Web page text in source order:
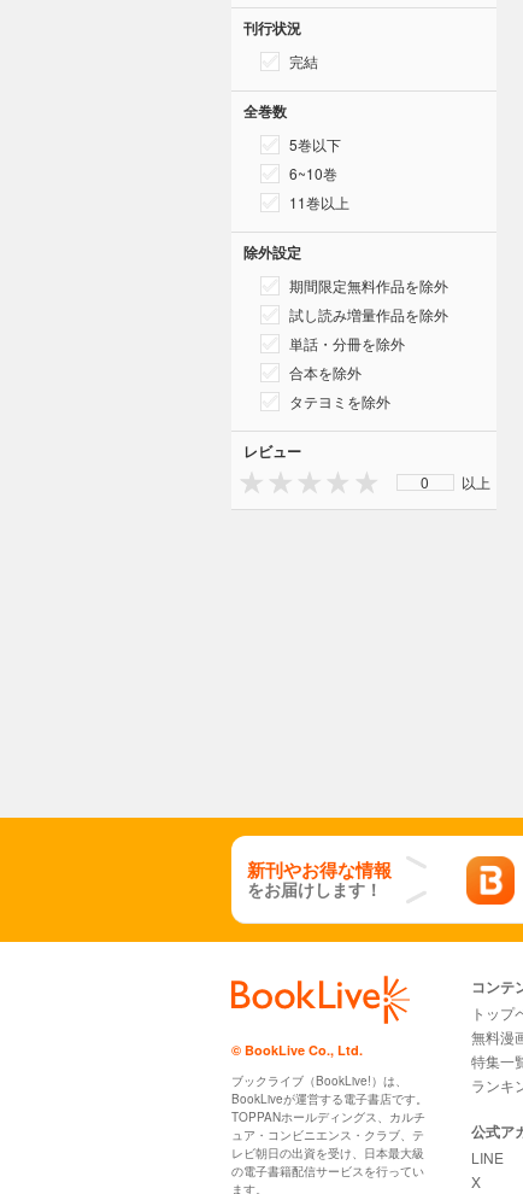
刊行状況
完結
全巻数
5巻以下
6~10巻
11巻以上
除外設定
期間限定無料作品を除外
試し読み増量作品を除外
単話・分冊を除外
合本を除外
タテヨミを除外
レビュー
0 以上
新刊やお得な情報
をお届けします！
© BookLive Co., Ltd.
ブックライブ（BookLive!）は、
BookLiveが運営する電子書店です。
TOPPANホールディングス、カルチ
ュア・コンビニエンス・クラブ、テ
レビ朝日の出資を受け、日本最大級
の電子書籍配信サービスを行ってい
ます。
コンテ
トップ
無料漫
特集一
ランキ
公式ア
LINE
X